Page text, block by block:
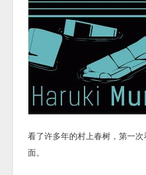
看了许多年的村上春树，第一
面。